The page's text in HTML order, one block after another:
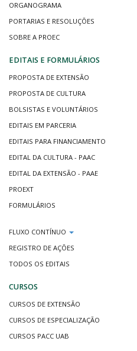
ORGANOGRAMA
PORTARIAS E RESOLUÇÕES
SOBRE A PROEC
EDITAIS E FORMULÁRIOS
PROPOSTA DE EXTENSÃO
PROPOSTA DE CULTURA
BOLSISTAS E VOLUNTÁRIOS
EDITAIS EM PARCERIA
EDITAIS PARA FINANCIAMENTO
EDITAL DA CULTURA - PAAC
EDITAL DA EXTENSÃO - PAAE
PROEXT
FORMULÁRIOS
FLUXO CONTÍNUO
REGISTRO DE AÇÕES
TODOS OS EDITAIS
CURSOS
CURSOS DE EXTENSÃO
CURSOS DE ESPECIALIZAÇÃO
CURSOS PACC UAB